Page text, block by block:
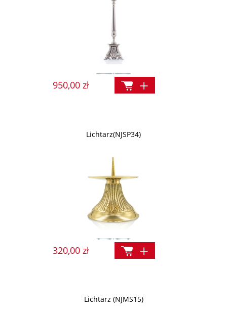
950,00 zł
Lichtarz(NJSP34)
320,00 zł
Lichtarz (NJMS15)